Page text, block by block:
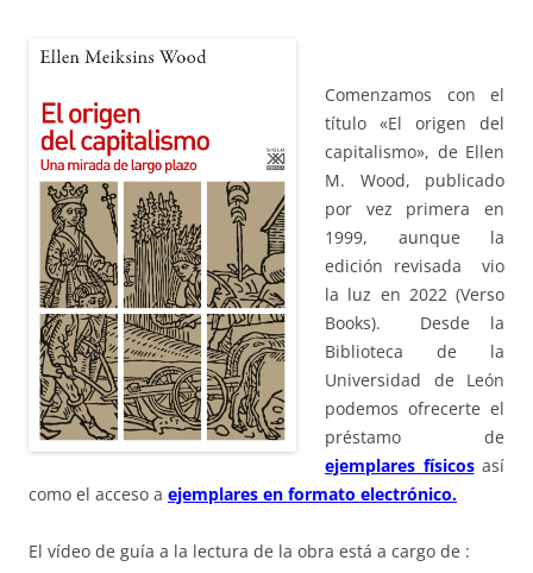
Comenzamos con el
título «El origen del
capitalismo», de Ellen
M. Wood, publicado
por vez primera en
1999, aunque la
edición revisada vio
la luz en 2022 (Verso
Books). Desde la
Biblioteca de la
Universidad de León
podemos ofrecerte el
préstamo de
ejemplares físicos así
como el acceso a ejemplares en formato electrónico.
El vídeo de guía a la lectura de la obra está a cargo de :